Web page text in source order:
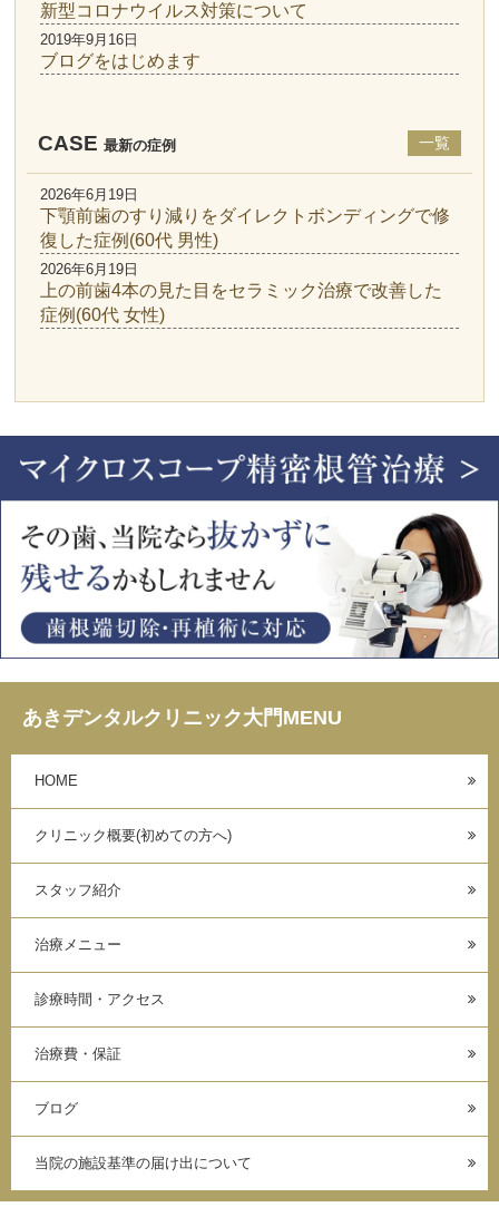
新型コロナウイルス対策について
2019年9月16日
ブログをはじめます
CASE 最新の症例 一覧
2026年6月19日
下顎前歯のすり減りをダイレクトボンディングで修
復した症例(60代 男性)
2026年6月19日
上の前歯4本の見た目をセラミック治療で改善した
症例(60代 女性)
あきデンタルクリニック大門MENU
HOME
クリニック概要(初めての方へ)
スタッフ紹介
治療メニュー
診療時間・アクセス
治療費・保証
ブログ
当院の施設基準の届け出について